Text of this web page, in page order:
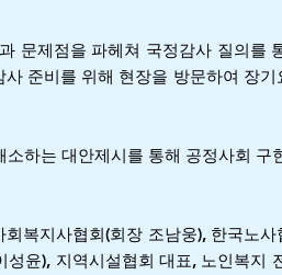
문제점을 파헤쳐 국정감사 질의를
준비를 위해 현장을 방문하여 장기
하는 대안제시를 통해 공정사회 구
복지사협회(회장 조남웅), 한국노사
윤), 지역시설협회 대표, 노인복지